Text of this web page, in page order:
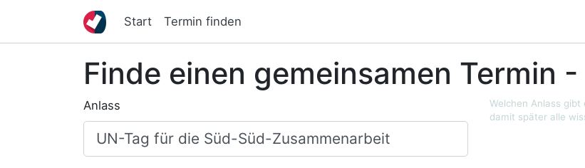
Start Termin finden
Finde einen gemeinsamen Termin
Anlass
Welchen Anlass
damit später alle